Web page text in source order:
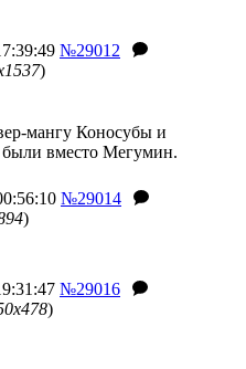
№29012
)
мангу Коносубы и
вместо Мегумин.
№29014
)
№29016
)